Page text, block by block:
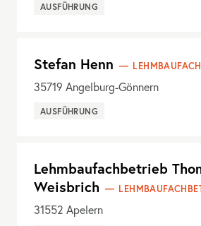
AUSFÜHRUNG
Stefan Henn
35719 Angelburg-Gönnern
AUSFÜHRUNG
Lehmbaufachbetrieb
Weisbrich
31552 Apelern